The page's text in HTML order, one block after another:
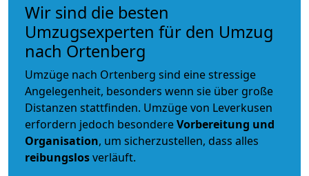
Wir sind die besten
Umzugsexperten für den Umzug
nach Ortenberg
Umzüge nach Ortenberg sind eine stressige
Angelegenheit, besonders wenn sie über große
Distanzen stattfinden. Umzüge von Leverkusen
erfordern jedoch besondereVorbereitung und
Organisation, um sicherzustellen, dass alles
reibungslosverläuft.